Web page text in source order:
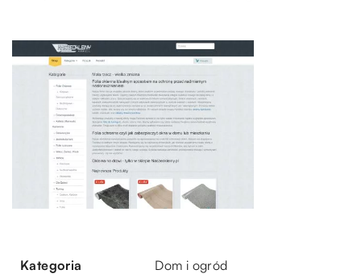
Kategoria Dom i ogród